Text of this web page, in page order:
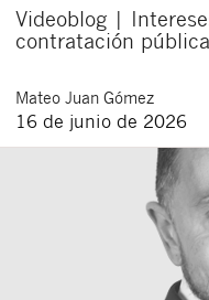
Videoblog |
contratación pública
Mateo Juan Gómez
16 de junio de 2026